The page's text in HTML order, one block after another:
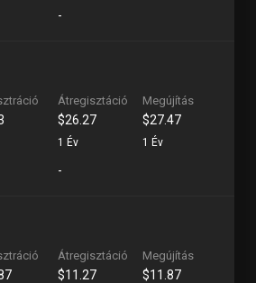
-
Átregisztáció
$26.27
1 Év
Megújítás
$27.47
1 Év
-
Átregisztáció
$11.27
Megújítás
$11.87